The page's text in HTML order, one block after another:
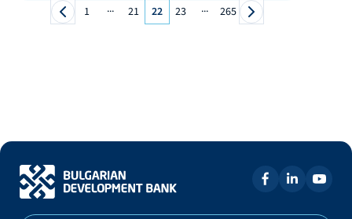
1
... 21 22 23 ... 265